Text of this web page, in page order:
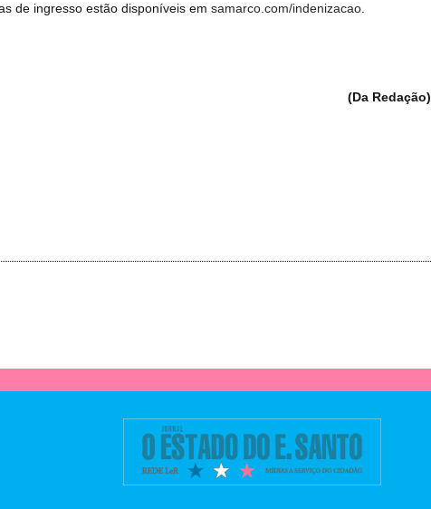
de ingresso estão disponíveis em samarco.com/indenizacao
(Da Redação)